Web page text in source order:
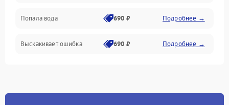
Разговор (микрофон, динамик)
Перегрев и нестабильная работа
Попала вода 690 ₽ Подробнее →
Выскакивает ошибка 690 ₽ Подробнее →